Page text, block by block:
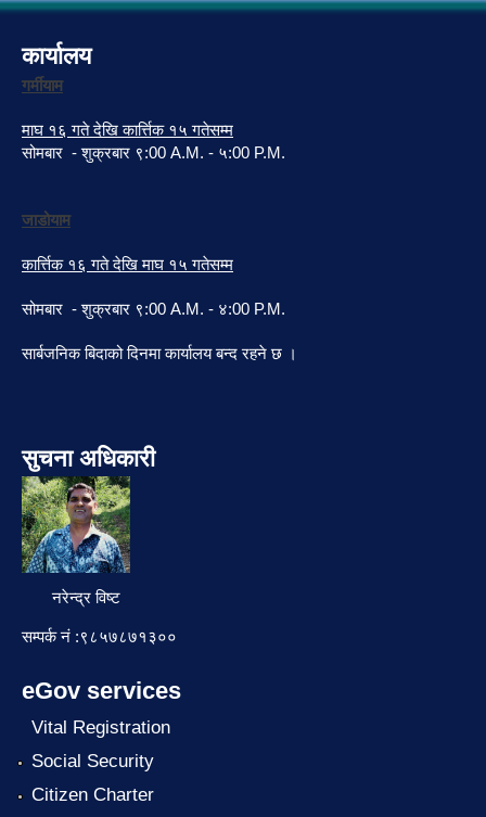
कार्यालय
गर्मीयाम
माघ १६ गते देखि कार्त्तिक १५ गतेसम्म
सोमबार - शुक्रबार ९:00 A.M. - ५:00 P.M.
जाडोयाम
कार्त्तिक १६ गते देखि माघ १५ गतेसम्म
सोमबार - शुक्रबार ९:00 A.M. - ४:00 P.M.
सार्बजनिक बिदाको दिनमा कार्यालय बन्द रहने छ ।
सुचना अधिकारी
नरेन्द्र विष्ट
सम्पर्क नं :९८५७८७१३००
eGov services
Vital Registration
Social Security
Citizen Charter